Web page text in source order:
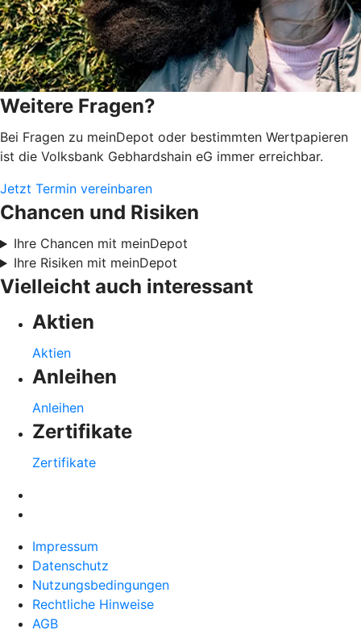
Weitere Fragen?
Bei Fragen zu meinDepot oder bestimmten Wertpapieren
ist die Volksbank Gebhardshain eG immer erreichbar.
Jetzt Termin vereinbaren
Chancen und Risiken
Ihre Chancen mit meinDepot
Ihre Risiken mit meinDepot
Vielleicht auch interessant
Aktien
Aktien
Anleihen
Anleihen
Zertifikate
Zertifikate
Impressum
Datenschutz
Nutzungsbedingungen
Rechtliche Hinweise
AGB